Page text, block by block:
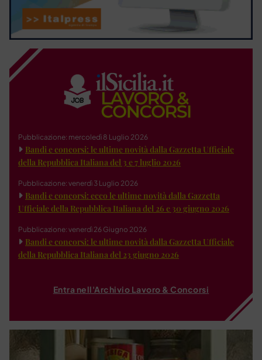
Pubblicazione: mercoledì 8 Luglio 2026
Bandi e concorsi: le ultime novità dalla Gazzetta Ufficiale
della Repubblica Italiana del 3 e 7 luglio 2026
Pubblicazione: venerdì 3 Luglio 2026
Bandi e concorsi: ecco le ultime novità dalla Gazzetta
Ufficiale della Repubblica Italiana del 26 e 30 giugno 2026
Pubblicazione: venerdì 26 Giugno 2026
Bandi e concorsi: le ultime novità dalla Gazzetta Ufficiale
della Repubblica Italiana del 23 giugno 2026
Entra nell'Archivio Lavoro & Concorsi